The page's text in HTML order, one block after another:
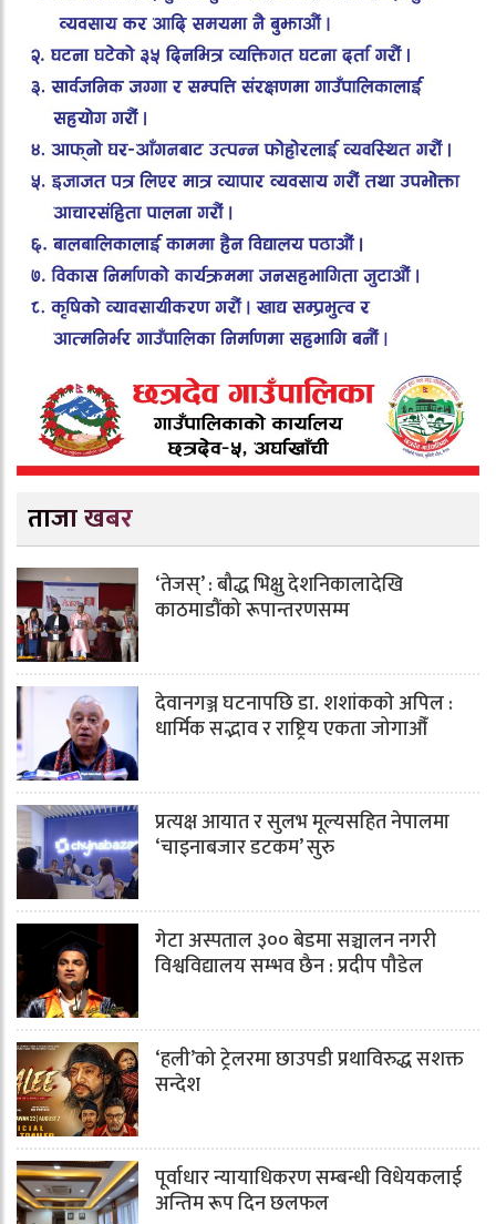
ताजा खबर
‘तेजस्’ : बौद्ध भिक्षु देशनिकालादेखि
काठमाडौंको रूपान्तरणसम्म
देवानगञ्ज घटनापछि डा. शशांककाे अपिल :
धार्मिक सद्भाव र राष्ट्रिय एकता जोगाऔँ
प्रत्यक्ष आयात र सुलभ मूल्यसहित नेपालमा
‘चाइनाबजार डटकम’ सुरु
गेटा अस्पताल ३०० बेडमा सञ्चालन नगरी
विश्वविद्यालय सम्भव छैन : प्रदीप पौडेल
‘हली’को ट्रेलरमा छाउपडी प्रथाविरुद्ध सशक्त
सन्देश
पूर्वाधार न्यायाधिकरण सम्बन्धी विधेयकलाई
अन्तिम रूप दिन छलफल